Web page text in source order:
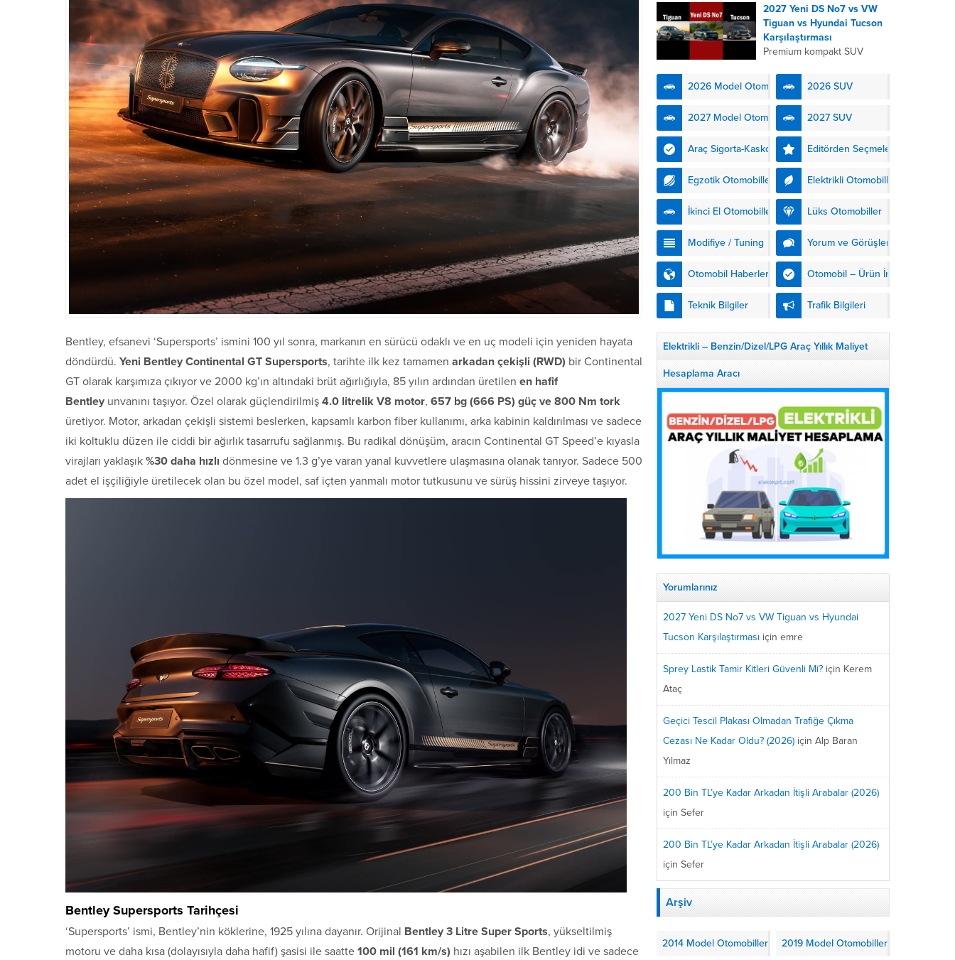
Bentley, efsanevi ‘Supersports’ ismini 100 yıl sonra, markanın en sürücü odaklı ve en uç modeli için yeniden hayata
döndürdü. Yeni Bentley Continental GT Supersports, tarihte ilk kez tamamen arkadan çekişli (RWD) bir Continental
GT olarak karşımıza çıkıyor ve 2000 kg’ın altındaki brüt ağırlığıyla, 85 yılın ardından üretilen en hafif
Bentley unvanını taşıyor. Özel olarak güçlendirilmiş 4.0 litrelik V8 motor, 657 bg (666 PS) güç ve 800 Nm tork
üretiyor. Motor, arkadan çekişli sistemi beslerken, kapsamlı karbon fiber kullanımı, arka kabinin kaldırılması ve sadece
iki koltuklu düzen ile ciddi bir ağırlık tasarrufu sağlanmış. Bu radikal dönüşüm, aracın Continental GT Speed’e kıyasla
virajları yaklaşık %30 daha hızlı dönmesine ve 1.3 g’ye varan yanal kuvvetlere ulaşmasına olanak tanıyor. Sadece 500
adet el işçiliğiyle üretilecek olan bu özel model, saf içten yanmalı motor tutkusunu ve sürüş hissini zirveye taşıyor.
Bentley Supersports Tarihçesi
‘Supersports’ ismi, Bentley’nin köklerine, 1925 yılına dayanır. Orijinal Bentley 3 Litre Super Sports, yükseltilmiş
motoru ve daha kısa (dolayısıyla daha hafif) şasisi ile saatte 100 mil (161 km/s) hızı aşabilen ilk Bentley idi ve sadece
Toyota Yaris
Cross ve Peugeot 2008,
farklı mühendislik
felsefeleriyle kullanıcıların
hibrit teknolojisindeki
uzmanlığını...
2027 Yeni DS No7 vs VW
Tiguan vs Hyundai Tucson
Karşılaştırması
Premium kompakt SUV
isteyen 2027 DS No7,
kendinden şarjlı hibrit
teknolojisiyle buluşturuyor.
DS Automobiles’in yeni...
2026 Model Otomobiller 2026 SUV
2027 Model Otomobiller 2027 SUV
Araç Sigorta-Kasko Editörden Seçmeler
Egzotik Otomobiller Elektrikli Otomobiller
İkinci El Otomobiller Lüks Otomobiller
Modifiye / Tuning Yorum ve Görüşler
Otomobil Haberleri Otomobil – Ürün İnceleme
Teknik Bilgiler Trafik Bilgileri
Elektrikli – Benzin/Dizel/LPG Araç Yıllık Maliyet
Hesaplama Aracı
Yorumlarınız
2027 Yeni DS No7 vs VW Tiguan vs Hyundai
Tucson Karşılaştırması için emre
Sprey Lastik Tamir Kitleri Güvenli Mi? için Kerem
Ataç
Geçici Tescil Plakası Olmadan Trafiğe Çıkma
Cezası Ne Kadar Oldu? (2026) için Alp Baran
Yılmaz
200 Bin TL’ye Kadar Arkadan İtişli Arabalar (2026)
için Sefer
200 Bin TL’ye Kadar Arkadan İtişli Arabalar (2026)
için Sefer
Arşiv
2014 Model Otomobiller 2019 Model Otomobiller